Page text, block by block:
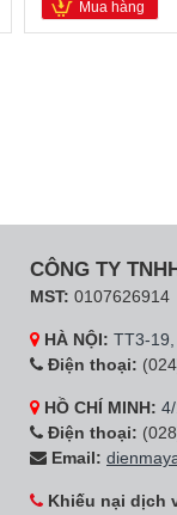
Mua hàng
CÔNG TY
MST: 0107626914
HÀ NỘI: TT3-
Điện thoại:
HỒ CHÍ MINH:
Điện thoại:
Email:
Khiếu nại dịch